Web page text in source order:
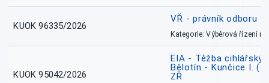
KUOK 96335/2026
VŘ - právník odboru
Kategorie: Výběrová řízení
KUOK 95042/2026
EIA - Těžba
Bělotín - Kunčice I.
ZŘ